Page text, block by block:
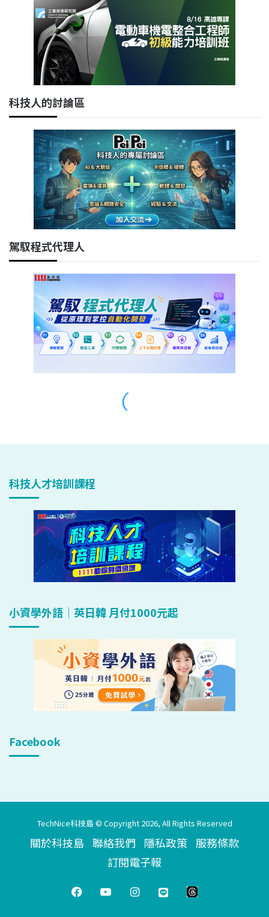
科技人才培訓課程
小資學外語｜英日韓 月付1000元起
Facebook
TechNice科技島 © Copyright 2026, All Rights Reserved
關於科技島 聯絡我們 隱私政策 服務條款
訂閱電子報